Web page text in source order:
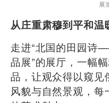
展
从庄重肃穆到平和温
走进“北国的田园诗
品展”的展厅，一幅
品，让观众得以窥见
风貌与自然景观，